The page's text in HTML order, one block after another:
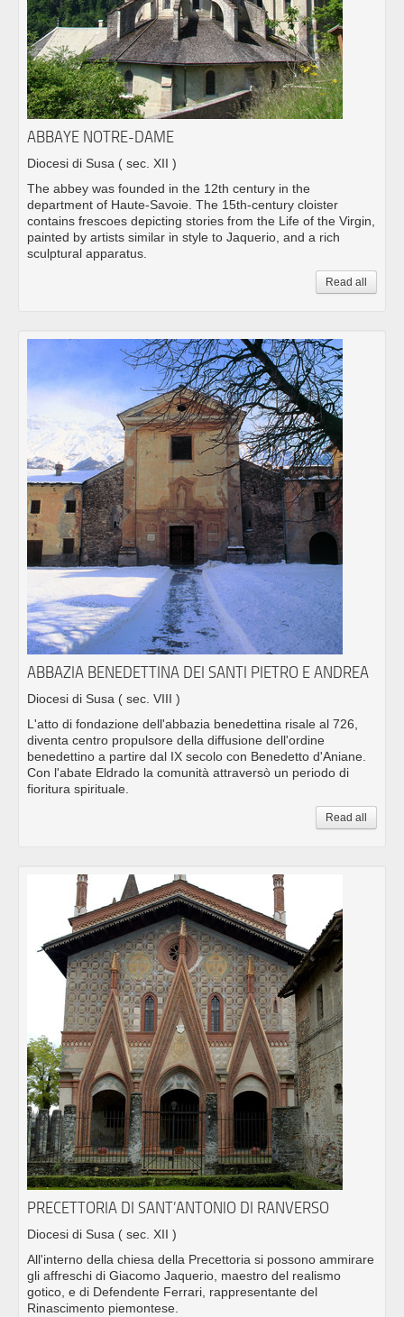
ABBAYE NOTRE-DAME
Diocesi di Susa ( sec. XII )
The abbey was founded in the 12th century in the
department of Haute-Savoie. The 15th-century cloister
contains frescoes depicting stories from the Life of the Virgin,
painted by artists similar in style to Jaquerio, and a rich
sculptural apparatus.
Read all
ABBAZIA BENEDETTINA DEI SANTI PIETRO E ANDREA
Diocesi di Susa ( sec. VIII )
L'atto di fondazione dell'abbazia benedettina risale al 726,
diventa centro propulsore della diffusione dell'ordine
benedettino a partire dal IX secolo con Benedetto d'Aniane.
Con l'abate Eldrado la comunità attraversò un periodo di
fioritura spirituale.
Read all
PRECETTORIA DI SANT’ANTONIO DI RANVERSO
Diocesi di Susa ( sec. XII )
All'interno della chiesa della Precettoria si possono ammirare
gli affreschi di Giacomo Jaquerio, maestro del realismo
gotico, e di Defendente Ferrari, rappresentante del
Rinascimento piemontese.